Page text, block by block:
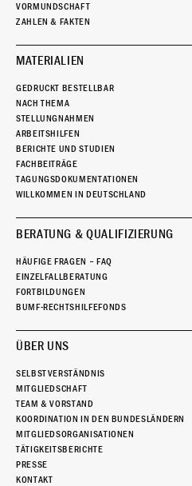
VORMUNDSCHAFT
ZAHLEN & FAKTEN
MATERIALIEN
GEDRUCKT BESTELLBAR
NACH THEMA
STELLUNGNAHMEN
ARBEITSHILFEN
BERICHTE UND STUDIEN
FACHBEITRÄGE
TAGUNGSDOKUMENTATIONEN
WILLKOMMEN IN DEUTSCHLAND
BERATUNG & QUALIFIZIERUNG
HÄUFIGE FRAGEN – FAQ
EINZELFALLBERATUNG
FORTBILDUNGEN
BUMF-RECHTSHILFEFONDS
ÜBER UNS
SELBSTVERSTÄNDNIS
MITGLIEDSCHAFT
TEAM & VORSTAND
KOORDINATION IN DEN BUNDESLÄNDERN
MITGLIEDSORGANISATIONEN
TÄTIGKEITSBERICHTE
PRESSE
KONTAKT